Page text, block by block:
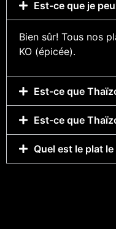
Est-ce que je
Bien sûr! Tous nos
KO (épicée).
Est-ce que
Est-ce que
Quel est le plat